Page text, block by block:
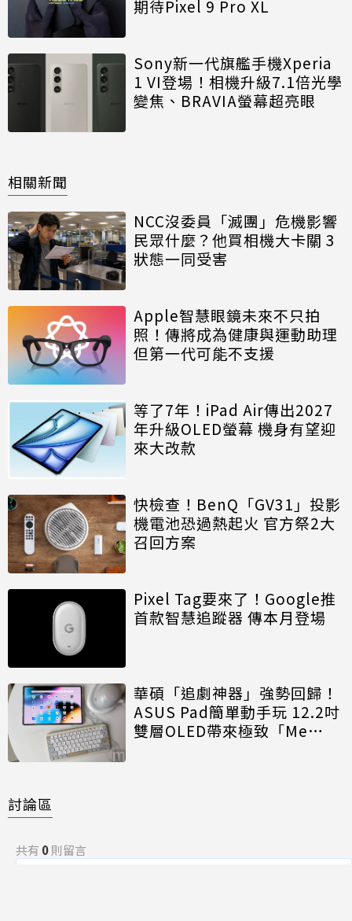
期待Pixel 9 Pro XL
Sony新一代旗艦手機Xperia
1 VI登場！相機升級7.1倍光學
變焦、BRAVIA螢幕超亮眼
相關新聞
NCC沒委員「滅團」危機影響
民眾什麼？他買相機大卡關 3
狀態一同受害
Apple智慧眼鏡未來不只拍
照！傳將成為健康與運動助理
但第一代可能不支援
等了7年！iPad Air傳出2027
年升級OLED螢幕 機身有望迎
來大改款
快檢查！BenQ「GV31」投影
機電池恐過熱起火 官方祭2大
召回方案
Pixel Tag要來了！Google推
首款智慧追蹤器 傳本月登場
華碩「追劇神器」強勢回歸！
ASUS Pad簡單動手玩 12.2吋
雙層OLED帶來極致「Me
討論區
共有 0則留言